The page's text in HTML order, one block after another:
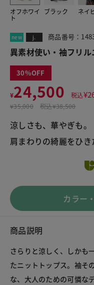
オフホワイ
ト
ブラック ネイ
new j. 商品番号：
異素材使い・袖フリル
30
¥24,500 税込¥
¥35,000 税込¥38,500
涼しさも、華やぎも。
肩まわりの綺麗をひ
カラー
商品説明
さらりと涼しく、しかも
たニットトップス。袖そ
な、大人のための可憐な
この商品をシェアする
¥24,500 税
LINE